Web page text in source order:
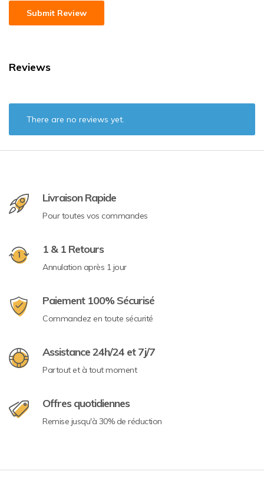
Reviews
There are no reviews yet.
Livraison Rapide
Pour toutes vos commandes
1 & 1 Retours
Annulation après 1 jour
Paiement 100% Sécurisé
Commandez en toute sécurité
Assistance 24h/24 et 7j/7
Partout et à tout moment
Offres quotidiennes
Remise jusqu'à 30% de réduction